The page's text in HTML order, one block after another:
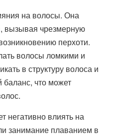
на волосы. Она
вызывая чрезмерную
перхоти.
волосы ломкими и
в структуру волоса и
баланс, что может
негативно влиять на
занимание плаванием в